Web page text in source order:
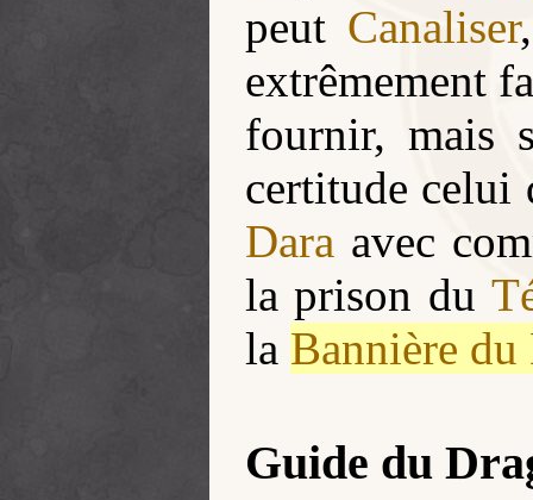
peut Canaliser
extrêmement
fournir, mais
certitude celui
Dara avec
la prison du
la Bannière du
Guide du